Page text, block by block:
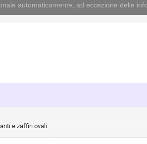
e zaffiri ovali
automaticamente, ad eccezione delle